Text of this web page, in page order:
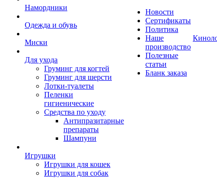
Намордники
Одежда и обувь
Миски
Для ухода
Груминг для когтей
Груминг для шерсти
Лотки-туалеты
Пеленки
гигиенические
Средства по уходу
Антипразитарные
препараты
Шампуни
Игрушки
Игрушки для кошек
Игрушки для собак
Новости
Сертификаты
Политика
Наше
производство
Полезные
статьи
Бланк заказа